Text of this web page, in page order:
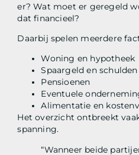
er? Wat moet er geregeld
dat financieel?
Daarbij spelen meerdere
Woning en hypotheek
Spaargeld en schulden
Pensioenen
Eventuele
Alimentatie en
Het overzicht ontbreekt
spanning.
“Wanneer beide